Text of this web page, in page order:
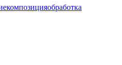
композицияобработка